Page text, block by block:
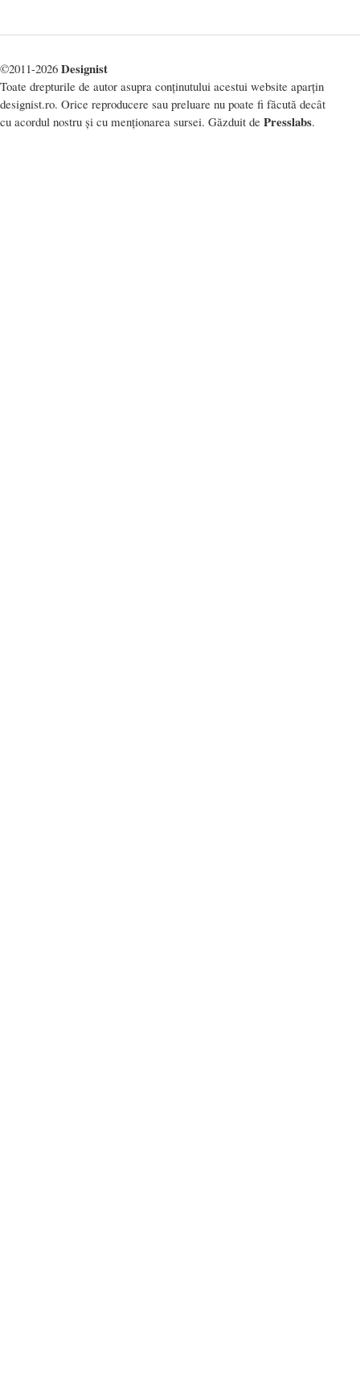
©2011-2026 Designist
Toate drepturile de autor asupra conținutului acestui website aparțin
designist.ro. Orice reproducere sau preluare nu poate fi făcută decât
cu acordul nostru și cu menționarea sursei. Găzduit de Presslabs.